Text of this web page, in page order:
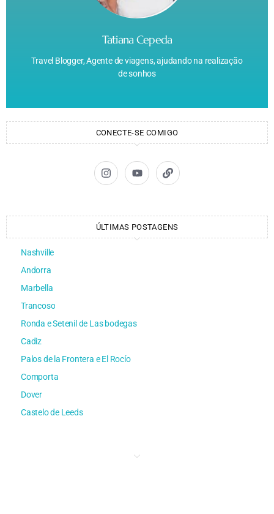
Tatiana Cepeda
Travel Blogger, Agente de viagens, ajudando na realização
de sonhos
CONECTE-SE COMIGO
ÚLTIMAS POSTAGENS
Nashville
Andorra
Marbella
Trancoso
Ronda e Setenil de Las bodegas
Cadiz
Palos de la Frontera e El Rocío
Comporta
Dover
Castelo de Leeds